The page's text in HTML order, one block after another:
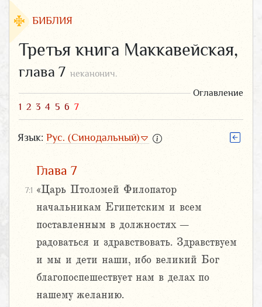
БИБЛИЯ
Третья книга Маккавейская,
глава 7 неканонич.
Оглавление
1 2 3 4 5 6 7
Язык: Рус. (Синодальный)
Глава 7
7:1 «Царь Птоломей Филопатор
начальникам Египетским и всем
поставленным в должностях –
радоваться и здравствовать. Здравствуем
и мы и дети наши, ибо великий Бог
благопоспешествует нам в делах по
нашему желанию.